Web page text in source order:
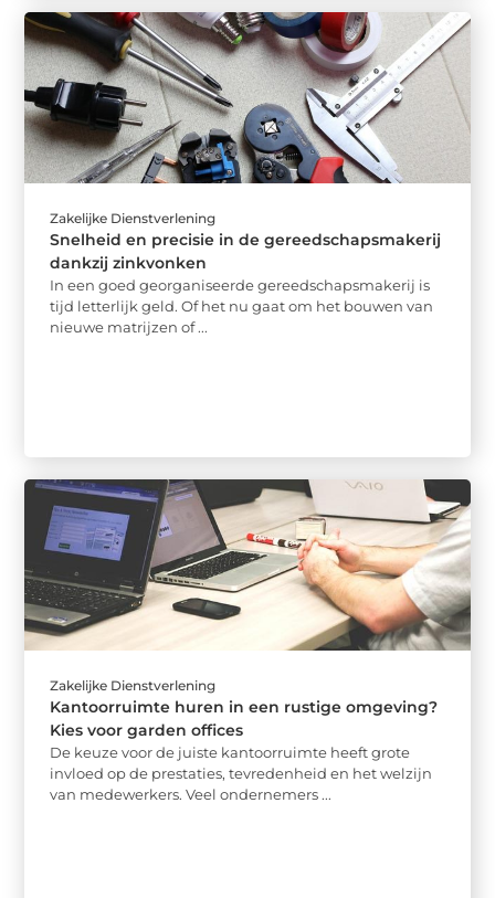
Zakelijke Dienstverlening
Snelheid en precisie in de gereedschapsmakerij
dankzij zinkvonken
In een goed georganiseerde gereedschapsmakerij is
tijd letterlijk geld. Of het nu gaat om het bouwen van
nieuwe matrijzen of ...
Zakelijke Dienstverlening
Kantoorruimte huren in een rustige omgeving?
Kies voor garden offices
De keuze voor de juiste kantoorruimte heeft grote
invloed op de prestaties, tevredenheid en het welzijn
van medewerkers. Veel ondernemers ...